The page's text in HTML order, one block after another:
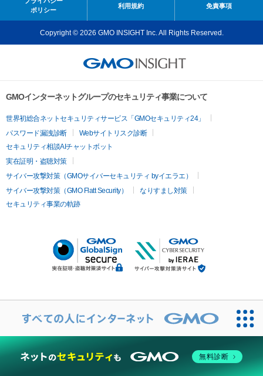
ポリシー
利用規約 免責事項
Copyright © 2026 GMO INSIGHT Inc. All Rights Reserved.
GMOインターネットグループのセキュリティ事業について
世界初総合ネットセキュリティサービス「GMOセキュリティ24」
パスワード漏洩診断
Webサイトリスク診断
セキュリティ相談AIチャットボット
実在証明・盗聴対策
サイバー攻撃対策（GMOサイバーセキュリティ byイエラエ）
サイバー攻撃対策（GMO Flatt Security）
なりすまし対策
セキュリティ事業の軌跡
無料診断